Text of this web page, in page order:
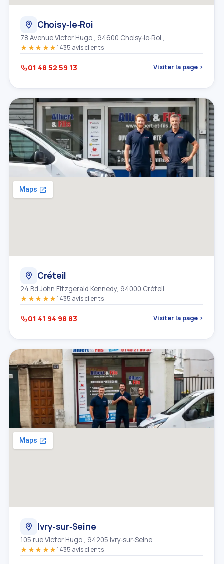
Choisy‑le‑Roi
78 Avenue Victor Hugo , 94600 Choisy‑le‑Roi ,
★★★★★1435 avis clients
01 48 52 59 13 Visiter la page ›
Créteil
24 Bd John Fitzgerald Kennedy, 94000 Créteil
★★★★★1435 avis clients
01 41 94 98 83 Visiter la page ›
Ivry‑sur‑Seine
105 rue Victor Hugo , 94205 Ivry‑sur‑Seine
★★★★★1435 avis clients